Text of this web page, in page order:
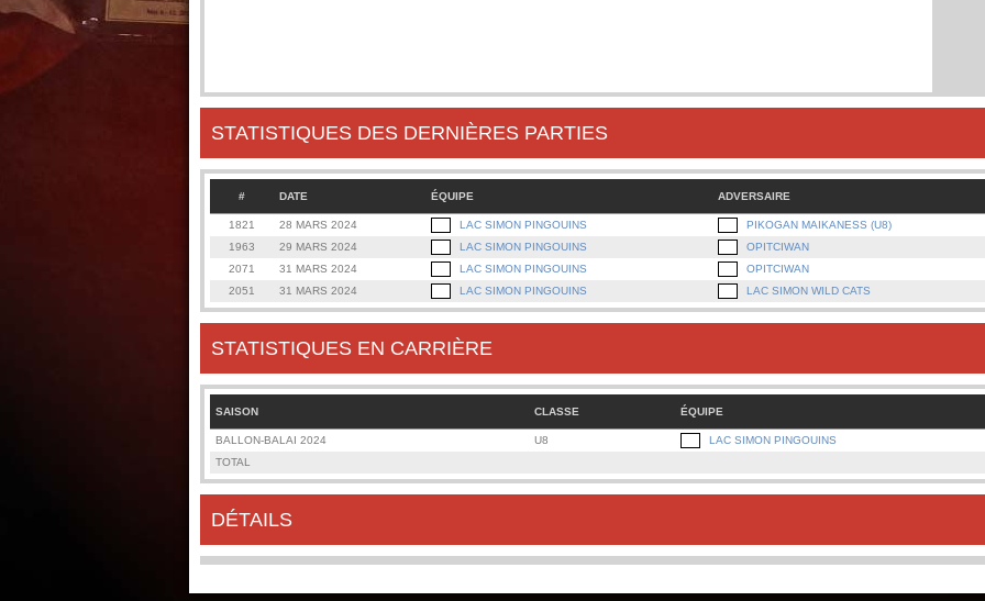
STATISTIQUES DES DERNIÈRES PARTIES
# DATE ÉQUIPE ADVERSAIRE
1821 28 MARS 2024 LAC SIMON PINGOUINS
PIKOGAN MAIKANESS (U8)
1963
29 MARS 2024 LAC SIMON PINGOUINS
OPITCIWAN
2071
31 MARS 2024 LAC SIMON PINGOUINS
OPITCIWAN
2051
31 MARS 2024 LAC SIMON PINGOUINS LAC SIMON WILD CATS
STATISTIQUES EN CARRIÈRE
SAISON CLASSE ÉQUIPE
BALLON-BALAI 2024 U8
LAC SIMON PINGOUINS
TOTAL
DÉTAILS